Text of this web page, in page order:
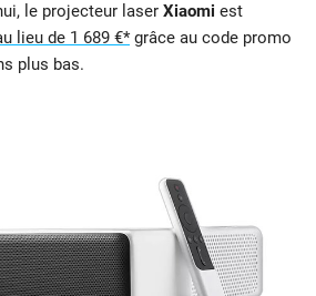
le projecteur laser Xiaomi est
lieu de 1 689 €*grâce au code promo
plus bas.